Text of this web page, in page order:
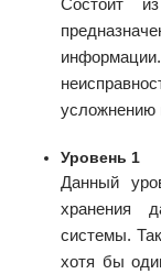
усложнению
Уровень 1
Данный
хранения
системы.
хотя бы